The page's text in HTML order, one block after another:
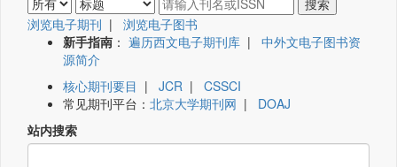
浏览电子期刊 | 浏览电子图书
新手指南 ： 遍历西文电子期刊库 | 中外文电子图书资
源简介
核心期刊要目 | JCR | CSSCI
常见期刊平台： 北京大学期刊网 | DOAJ
站内搜索